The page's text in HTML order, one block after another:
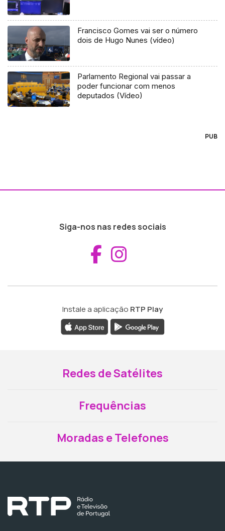
Francisco Gomes vai ser o número
dois de Hugo Nunes (vídeo)
Parlamento Regional vai passar a
poder funcionar com menos
deputados (Vídeo)
PUB
Siga-nos nas redes sociais
Aceder ao
Instale a aplicação RTP Play
Redes de Satélites
Frequências
Moradas e Telefones